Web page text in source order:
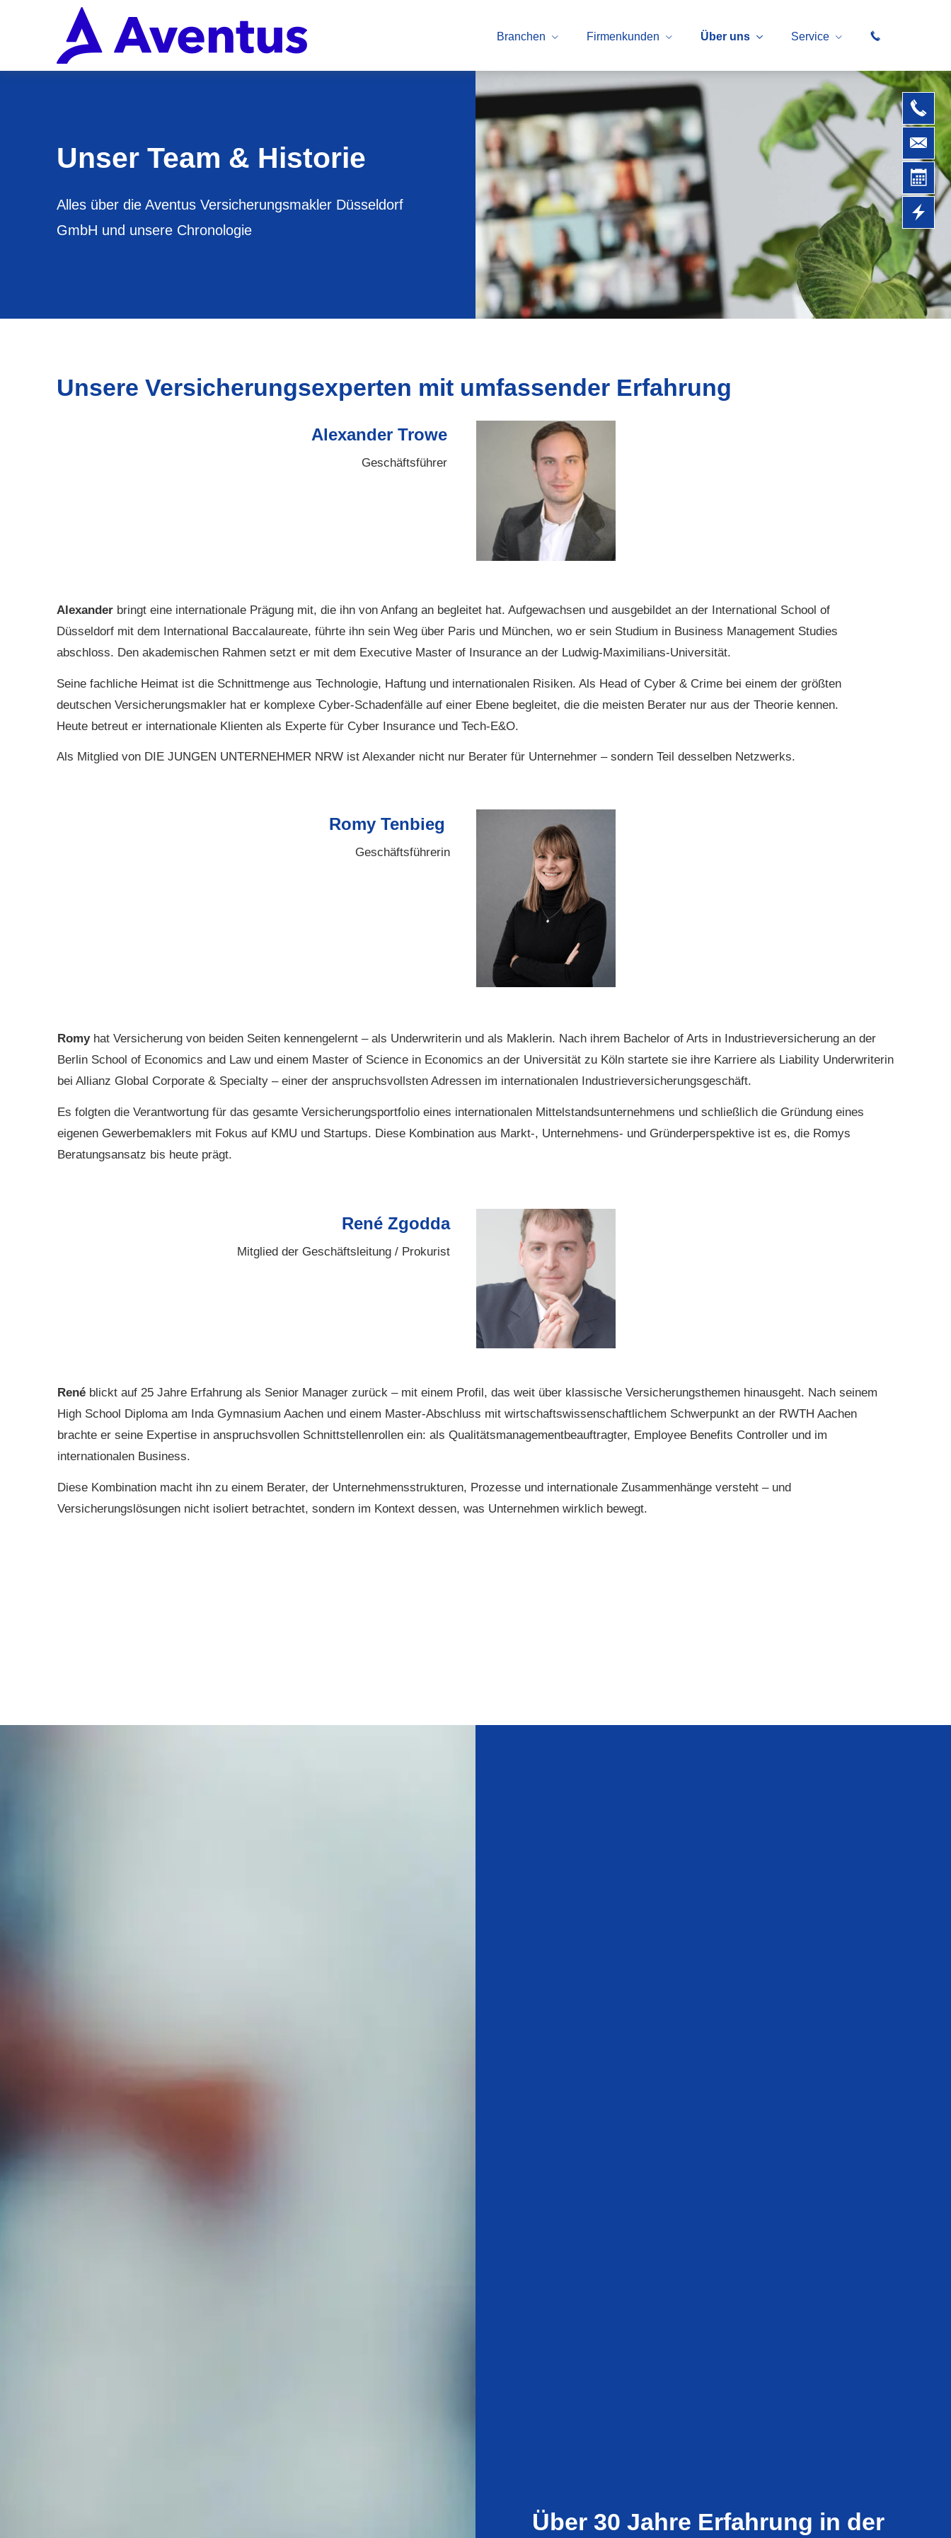
Branchen Firmenkunden Über uns Service
Unser Team & Historie
Alles über die Aventus Ver­sicherungs­makler Düsseldorf
GmbH und unsere Chronologie
Unsere Versicherungsexperten mit umfassender Erfahrung
Alexander Trowe
Geschäftsführer
Alexander bringt eine internationale Prägung mit, die ihn von Anfang an begleitet hat. Aufgewachsen und ausgebildet an der International School of
Düsseldorf mit dem International Baccalaureate, führte ihn sein Weg über Paris und München, wo er sein Studium in Business Management Studies
abschloss. Den akademischen Rahmen setzt er mit dem Executive Master of Insurance an der Ludwig-Maximilians-Universität.
Seine fachliche Heimat ist die Schnittmenge aus Technologie, Haftung und internationalen Risiken. Als Head of Cyber & Crime bei einem der größten
deutschen Ver­sicherungs­makler hat er komplexe Cyber-Schadenfälle auf einer Ebene begleitet, die die meisten Berater nur aus der Theorie kennen.
Heute betreut er internationale Klienten als Experte für Cyber Insurance und Tech-E&O.
Als Mitglied von DIE JUNGEN UNTERNEHMER NRW ist Alexander nicht nur Berater für Unternehmer – sondern Teil desselben Netzwerks.
Romy Tenbieg
Geschäftsführerin
Romy hat Versicherung von beiden Seiten kennengelernt – als Underwriterin und als Maklerin. Nach ihrem Bachelor of Arts in Industrieversicherung an der
Berlin School of Economics and Law und einem Master of Science in Economics an der Universität zu Köln startete sie ihre Karriere als Liability Underwriterin
bei Allianz Global Corporate & Specialty – einer der anspruchsvollsten Adressen im internationalen Industrieversicherungsgeschäft.
Es folgten die Verantwortung für das gesamte Versicherungsportfolio eines internationalen Mittelstandsunternehmens und schließlich die Gründung eines
eigenen Gewerbemaklers mit Fokus auf KMU und Startups. Diese Kombination aus Markt-, Unternehmens- und Gründerperspektive ist es, die Romys
Beratungsansatz bis heute prägt.
René Zgodda
Mitglied der Geschäftsleitung / Prokurist
René blickt auf 25 Jahre Erfahrung als Senior Manager zurück – mit einem Profil, das weit über klassische Versicherungsthemen hinausgeht. Nach seinem
High School Diploma am Inda Gymnasium Aachen und einem Master-Abschluss mit wirtschaftswissenschaftlichem Schwerpunkt an der RWTH Aachen
brachte er seine Expertise in anspruchsvollen Schnittstellenrollen ein: als Qualitätsmanagementbeauftragter, Employee Benefits Controller und im
internationalen Business.
Diese Kombination macht ihn zu einem Berater, der Unternehmensstrukturen, Prozesse und internationale Zusammenhänge versteht – und
Versicherungslösungen nicht isoliert betrachtet, sondern im Kontext dessen, was Unternehmen wirklich bewegt.
Über 30 Jahre Erfahrung in der